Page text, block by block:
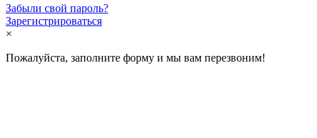
Забыли свой пароль?
Зарегистрироваться
×
Пожалуйста, заполните форму и мы вам перезвоним!